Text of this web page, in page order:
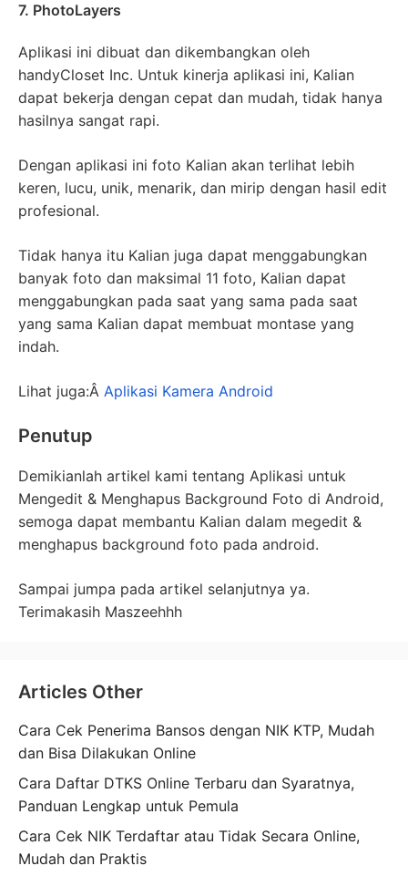
7. PhotoLayers
Aplikasi ini dibuat dan dikembangkan oleh
handyCloset Inc. Untuk kinerja aplikasi ini, Kalian
dapat bekerja dengan cepat dan mudah, tidak hanya
hasilnya sangat rapi.
Dengan aplikasi ini foto Kalian akan terlihat lebih
keren, lucu, unik, menarik, dan mirip dengan hasil edit
profesional.
Tidak hanya itu Kalian juga dapat menggabungkan
banyak foto dan maksimal 11 foto, Kalian dapat
menggabungkan pada saat yang sama pada saat
yang sama Kalian dapat membuat montase yang
indah.
Lihat juga:Â Aplikasi Kamera Android
Penutup
Demikianlah artikel kami tentang Aplikasi untuk
Mengedit & Menghapus Background Foto di Android,
semoga dapat membantu Kalian dalam megedit &
menghapus background foto pada android.
Sampai jumpa pada artikel selanjutnya ya.
Terimakasih Maszeehhh
Articles Other
Cara Cek Penerima Bansos dengan NIK KTP, Mudah
dan Bisa Dilakukan Online
Cara Daftar DTKS Online Terbaru dan Syaratnya,
Panduan Lengkap untuk Pemula
Cara Cek NIK Terdaftar atau Tidak Secara Online,
Mudah dan Praktis